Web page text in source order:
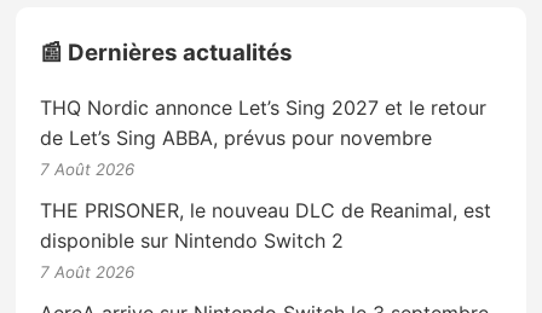
📰 Dernières actualités
THQ Nordic annonce Let’s Sing 2027 et le retour
de Let’s Sing ABBA, prévus pour novembre
7 Août 2026
THE PRISONER, le nouveau DLC de Reanimal, est
disponible sur Nintendo Switch 2
7 Août 2026